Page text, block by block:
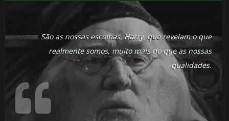
São as nossas escolhas, Harry, que revelam o que
realmente somos, muito mais do que as nossas
qualidades.
🎈🎈